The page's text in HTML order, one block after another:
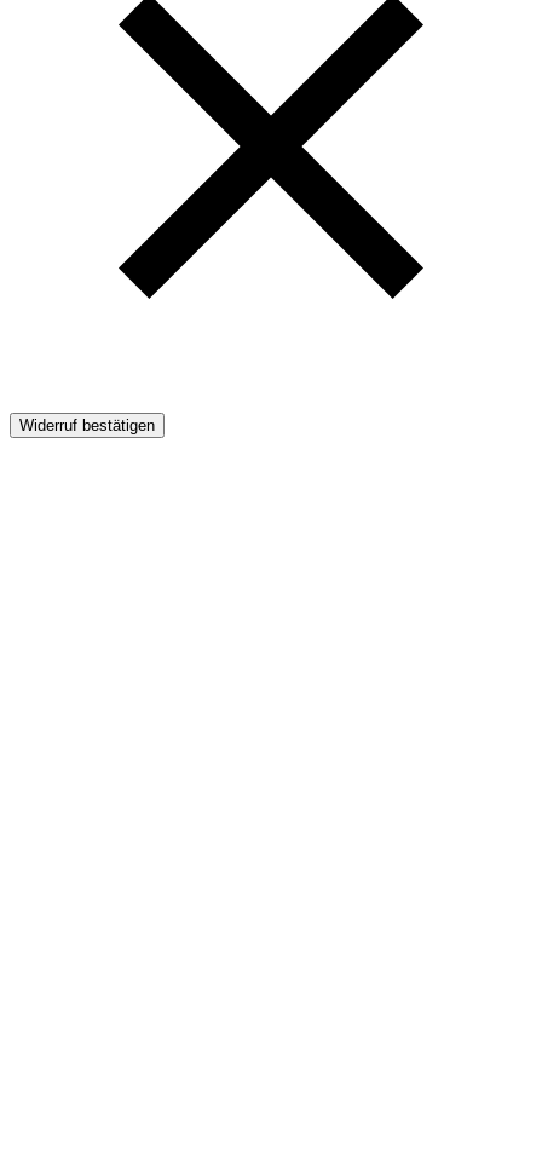
Widerruf bestätigen